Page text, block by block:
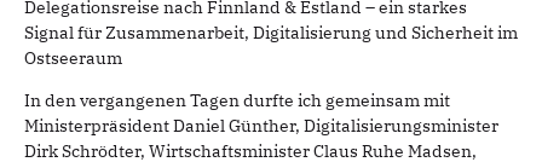
Delegationsreise nach Finnland & Estland – ein starkes
Signal für Zusammenarbeit, Digitalisierung und Sicherheit im
Ostseeraum
In den vergangenen Tagen durfte ich gemeinsam mit
Ministerpräsident Daniel Günther, Digitalisierungsminister
Dirk Schrödter, Wirtschaftsminister Claus Ruhe Madsen,